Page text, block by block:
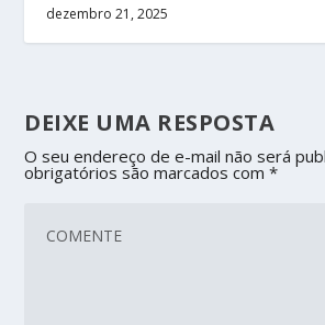
dezembro 21, 2025
DEIXE UMA RESPOSTA
O seu endereço de e-mail não será
obrigatórios são marcados com*